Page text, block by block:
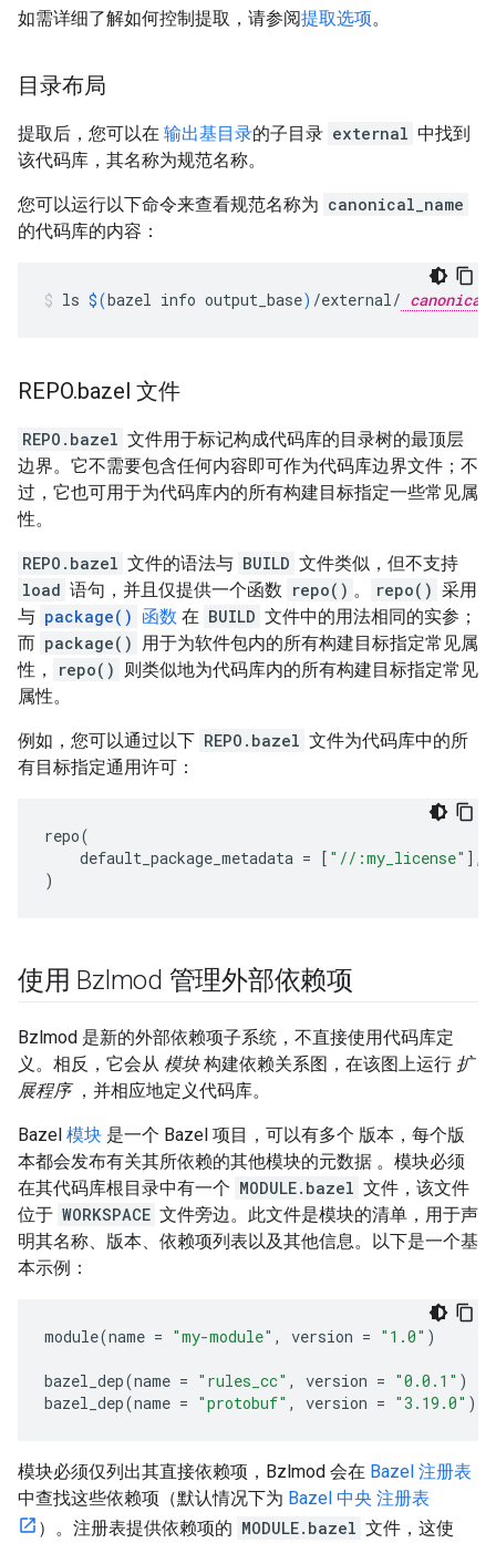
如需详细了解如何控制提取，请参阅提取选项。
目录布局
提取后，您可以在 输出基目录的子目录 external 中找到
该代码库，其名称为规范名称。
您可以运行以下命令来查看规范名称为 canonical_name
的代码库的内容：
ls $(bazel info output_base) /external/
REPO.bazel 文件
REPO.bazel 文件用于标记构成代码库的目录树的最顶层
边界。它不需要包含任何内容即可作为代码库边界文件；不
过，它也可用于为代码库内的所有构建目标指定一些常见属
性。
REPO.bazel 文件的语法与 BUILD 文件类似，但不支持
load 语句，并且仅提供一个函数 repo() 。 repo() 采用
与 package() 函数 在 BUILD 文件中的用法相同的实参；
而 package() 用于为软件包内的所有构建目标指定常见属
性，
repo()
则类似地为代码库内的所有构建目标指定常见
属性。
例如，您可以通过以下 REPO.bazel 文件为代码库中的所
有目标指定通用许可：
repo(
default_package_metadata = [ "//:my_license" ],
)
使用 Bzlmod 管理外部依赖项
Bzlmod 是新的外部依赖项子系统，不直接使用代码库定
义。相反，它会从 模块构建依赖关系图，在该图上运行 扩
展程序，并相应地定义代码库。
Bazel 模块 是一个 Bazel 项目，可以有多个 版本，每个版
本都会发布有关其所依赖的其他模块的元数据 。模块必须
在其代码库根目录中有一个 MODULE.bazel 文件，该文件
位于 WORKSPACE 文件旁边。此文件是模块的清单，用于声
明其名称、版本、依赖项列表以及其他信息。以下是一个基
本示例：
module(name = "my-module" , version = "1.0" )
bazel_dep(name = "rules_cc" , version = "0.0.1" )
bazel_dep(name = "protobuf" , version = "3.19.0" )
模块必须仅列出其直接依赖项，Bzlmod 会在 Bazel 注册表
中查找这些依赖项（默认情况下为 Bazel 中央 注册表
）。注册表提供依赖项的 MODULE.bazel 文件，这使